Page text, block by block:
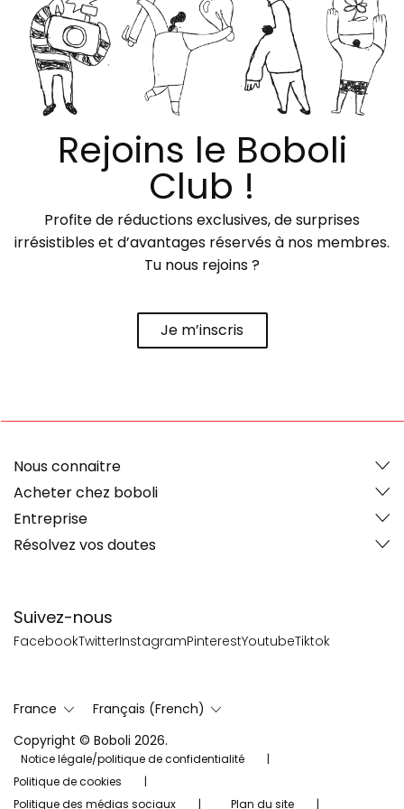
Rejoins le Boboli
Club !
Profite de réductions exclusives, de surprises
irrésistibles et d’avantages réservés à nos membres.
Tu nous rejoins ?
Je m’inscris
Suivez-nous
FacebookTwitterInstagramPinterestYoutubeTiktok
Nous connaitre
Acheter chez boboli
Entreprise
Résolvez vos doutes
France
Français (French)
Copyright © Boboli 2026.
Notice légale/politique de confidentialité
Politique de cookies
Politique des médias sociaux
Plan du site